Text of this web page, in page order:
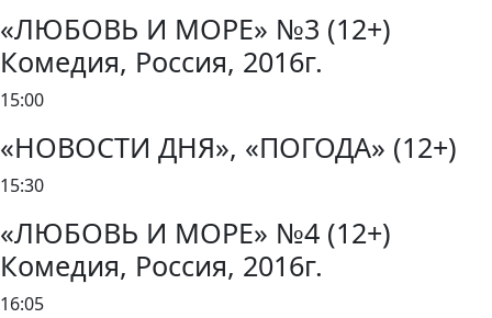
«ЛЮБОВЬ И МОРЕ» №3 (12+)
Комедия, Россия, 2016г.
15:00
«НОВОСТИ ДНЯ», «ПОГОДА» (12+)
15:30
«ЛЮБОВЬ И МОРЕ» №4 (12+)
Комедия, Россия, 2016г.
16:05